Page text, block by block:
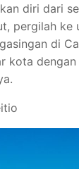
diri dari
pergilah ke
di
kota dengan